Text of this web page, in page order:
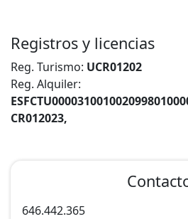
Registros y licencias
Reg. Turismo: UCR01202
Reg. Alquiler:
CR012023,
646.442.365